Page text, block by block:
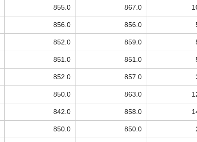
855.0 867.0
856.0 856.0
852.0 859.0
851.0 851.0
852.0 857.0
850.0 863.0
842.0 858.0
850.0 850.0